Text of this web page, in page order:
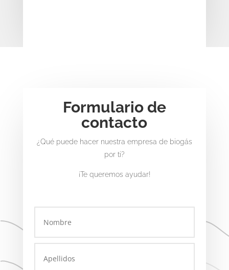
Formulario de
contacto
¿Qué puede hacer nuestra empresa de biogás
por ti?
¡Te queremos ayudar!